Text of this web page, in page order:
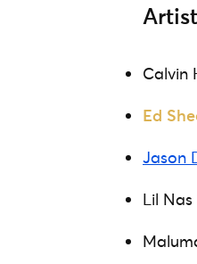
Calvin
Ed
Jason
Lil Nas